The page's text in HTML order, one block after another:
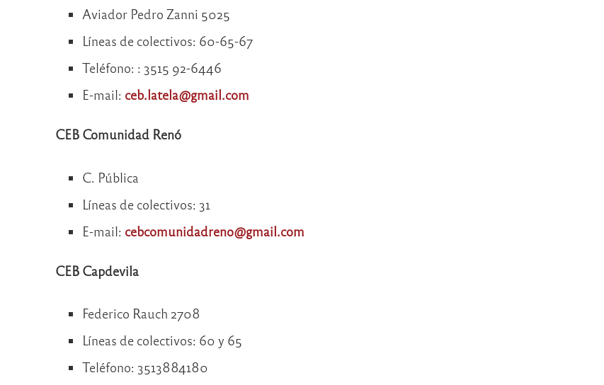
Aviador Pedro Zanni 5025
Líneas de colectivos: 60-65-67
Teléfono: : 3515 92-6446
E-mail: ceb.latela@gmail.com
CEB Comunidad Renó
C. Pública
Líneas de colectivos: 31
E-mail: cebcomunidadreno@gmail.com
CEB Capdevila
Federico Rauch 2708
Líneas de colectivos: 60 y 65
Teléfono: 3513884180